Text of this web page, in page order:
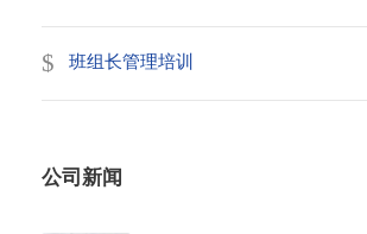
班组长管理培训
公司新闻